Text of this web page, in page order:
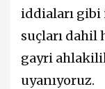
iddiaları gibi
suçları dahil
gayri
uyanıyoruz.